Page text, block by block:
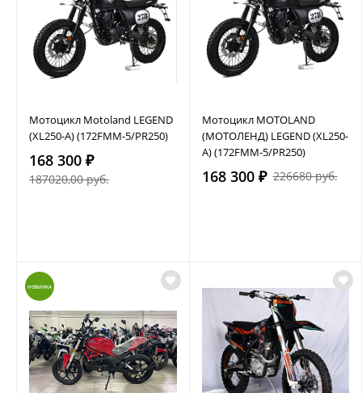
Мотоцикл Motoland LEGEND
(XL250-A) (172FMM-5/PR250)
168 300 ₽
187020,00 руб.
Мотоцикл MOTOLAND
(МОТОЛЕНД) LEGEND (XL250-
A) (172FMM-5/PR250)
168 300 ₽ 226680 руб.
НОВИНКА